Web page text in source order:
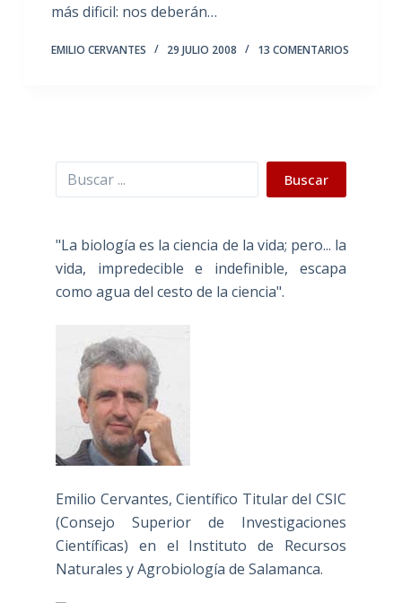
más dificil: nos deberán…
EMILIO CERVANTES 29 JULIO 2008 13 COMENTARIOS
Buscar Buscar
"La biología es la ciencia de la vida; pero... la
vida, impredecible e indefinible, escapa
como agua del cesto de la ciencia".
Emilio Cervantes, Científico Titular del CSIC
(Consejo Superior de Investigaciones
Científicas) en el Instituto de Recursos
Naturales y Agrobiología de Salamanca.